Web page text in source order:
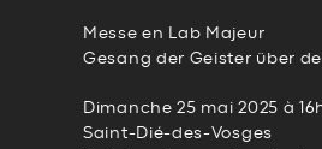
Messe en Lab Majeur
Gesang der Geister über
Dimanche 25 mai 2025 à
Saint-Dié-des-Vosges